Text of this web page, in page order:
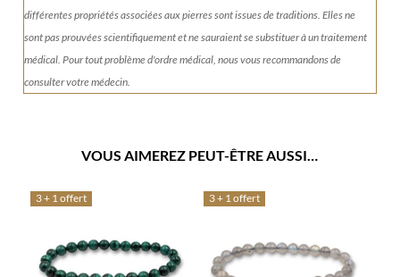
différentes propriétés associées aux pierres sont issues de traditions. Elles ne
sont pas prouvées scientifiquement et ne sauraient se substituer à un traitement
médical. Pour tout problème d'ordre médical, nous vous recommandons de
consulter votre médecin.
VOUS AIMEREZ PEUT-ÊTRE AUSSI…
3 + 1 offert 3 + 1 offert